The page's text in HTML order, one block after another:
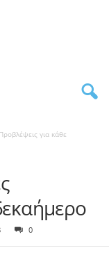
για κάθε
0